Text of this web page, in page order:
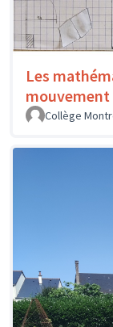
Les
mouvement
Collège